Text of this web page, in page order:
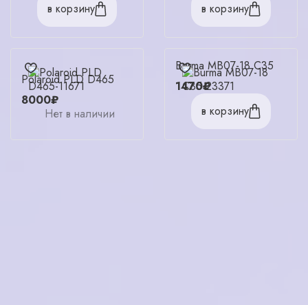
в корзину
в корзину
Polaroid PLD D465
8000₽
Нет в наличии
Burma МВ07-18 С35
1470₽
в корзину